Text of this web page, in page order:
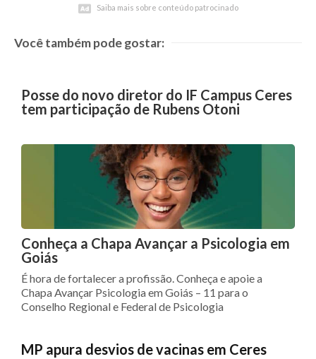
Saiba mais sobre conteúdo patrocinado
Saiba mais sobre conteúdo patrocinado
Você também pode gostar:
Posse do novo diretor do IF Campus Ceres
tem participação de Rubens Otoni
Conheça a Chapa Avançar a Psicologia em
Goiás
É hora de fortalecer a profissão. Conheça e apoie a
Chapa Avançar Psicologia em Goiás – 11 para o
Conselho Regional e Federal de Psicologia
MP apura desvios de vacinas em Ceres